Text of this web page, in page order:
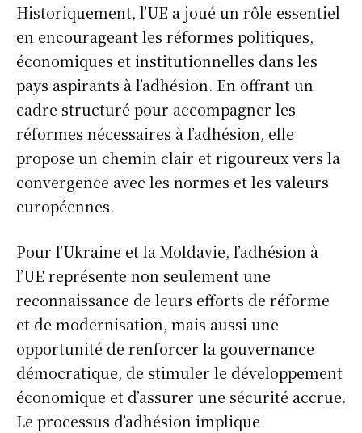
Historiquement, l’UE a joué un rôle essentiel
en encourageant les réformes politiques,
économiques et institutionnelles dans les
pays aspirants à l’adhésion. En offrant un
cadre structuré pour accompagner les
réformes nécessaires à l’adhésion, elle
propose un chemin clair et rigoureux vers la
convergence avec les normes et les valeurs
européennes.
Pour l’Ukraine et la Moldavie, l’adhésion à
l’UE représente non seulement une
reconnaissance de leurs efforts de réforme
et de modernisation, mais aussi une
opportunité de renforcer la gouvernance
démocratique, de stimuler le développement
économique et d’assurer une sécurité accrue.
Le processus d’adhésion implique